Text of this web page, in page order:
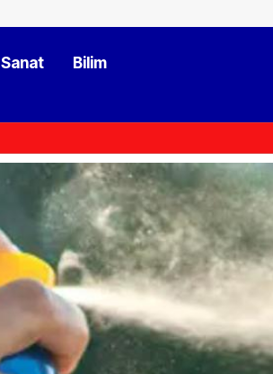
Sanat Bilim